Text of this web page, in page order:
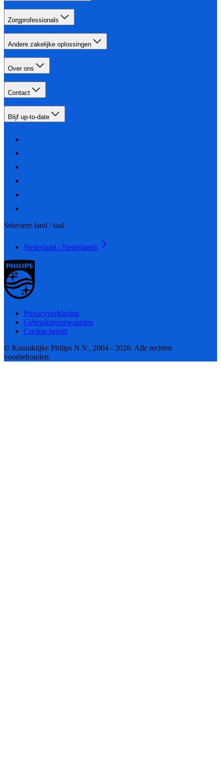
Zorgprofessionals
Andere zakelijke oplossingen
Over ons
Contact
Blijf up-to-date
Selecteer land / taal
Nederland / Nederlands
Privacyverklaring
Gebruiksvoorwaarden
Cookie-beleid
© Koninklijke Philips N.V., 2004 - 2026. Alle rechten
voorbehouden.